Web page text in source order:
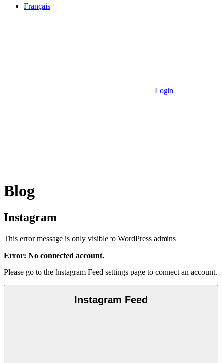
Français
Login
Blog
Instagram
This error message is only visible to WordPress admins
Error: No connected account.
Please go to the Instagram Feed settings page to connect an account.
Instagram Feed